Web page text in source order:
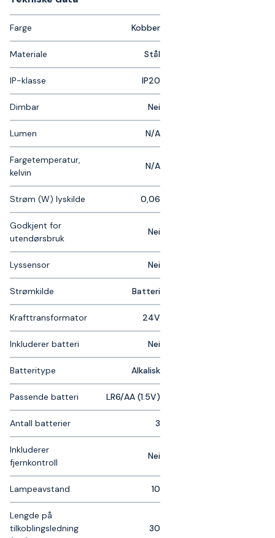
Farge Kobber
Materiale Stål
IP-klasse IP20
Dimbar Nei
Lumen N/A
Fargetemperatur,
kelvin
N/A
Strøm (W) lyskilde 0,06
Godkjent for
utendørsbruk
Nei
Lyssensor Nei
Strømkilde Batteri
Krafttransformator 24V
Inkluderer batteri Nei
Batteritype Alkalisk
Passende batteri LR6/AA (1.5V)
Antall batterier 3
Inkluderer
fjernkontroll
Nei
Lampeavstand 10
Lengde på
tilkoblingsledning
30